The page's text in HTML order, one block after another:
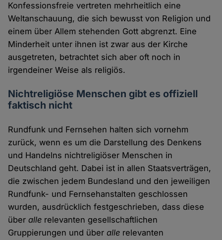
Konfessionsfreie vertreten mehrheitlich eine
Weltanschauung, die sich bewusst von Religion und
einem über Allem stehenden Gott abgrenzt. Eine
Minderheit unter ihnen ist zwar aus der Kirche
ausgetreten, betrachtet sich aber oft noch in
irgendeiner Weise als religiös.
Nichtreligiöse Menschen gibt es offiziell
faktisch nicht
Rundfunk und Fernsehen halten sich vornehm
zurück, wenn es um die Darstellung des Denkens
und Handelns nichtreligiöser Menschen in
Deutschland geht. Dabei ist in allen Staatsverträgen,
die zwischen jedem Bundesland und den jeweiligen
Rundfunk- und Fernsehanstalten geschlossen
wurden, ausdrücklich festgeschrieben, dass diese
überalle relevanten gesellschaftlichen
Gruppierungen und überalle relevanten